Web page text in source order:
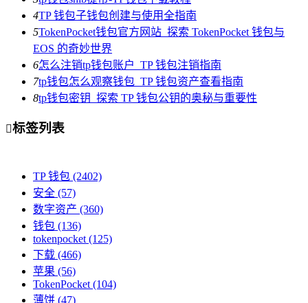
4TP 钱包子钱包创建与使用全指南
5TokenPocket钱包官方网站_探索 TokenPocket 钱包与
EOS 的奇妙世界
6怎么注销tp钱包账户_TP 钱包注销指南
7tp钱包怎么观察钱包_TP 钱包资产查看指南
8tp钱包密钥_探索 TP 钱包公钥的奥秘与重要性
标签列表
TP 钱包 (2402)
安全 (57)
数字资产 (360)
钱包 (136)
tokenpocket (125)
下载 (466)
苹果 (56)
TokenPocket (104)
薄饼 (47)